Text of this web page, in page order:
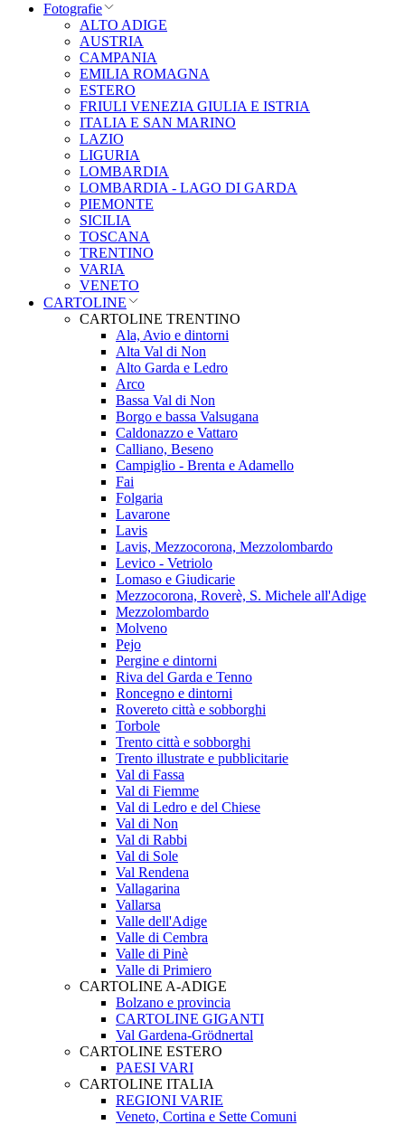
Fotografie
ALTO ADIGE
AUSTRIA
CAMPANIA
EMILIA ROMAGNA
ESTERO
FRIULI VENEZIA GIULIA E ISTRIA
ITALIA E SAN MARINO
LAZIO
LIGURIA
LOMBARDIA
LOMBARDIA - LAGO DI GARDA
PIEMONTE
SICILIA
TOSCANA
TRENTINO
VARIA
VENETO
CARTOLINE
CARTOLINE TRENTINO
Ala, Avio e dintorni
Alta Val di Non
Alto Garda e Ledro
Arco
Bassa Val di Non
Borgo e bassa Valsugana
Caldonazzo e Vattaro
Calliano, Beseno
Campiglio - Brenta e Adamello
Fai
Folgaria
Lavarone
Lavis
Lavis, Mezzocorona, Mezzolombardo
Levico - Vetriolo
Lomaso e Giudicarie
Mezzocorona, Roverè, S. Michele all'Adige
Mezzolombardo
Molveno
Pejo
Pergine e dintorni
Riva del Garda e Tenno
Roncegno e dintorni
Rovereto città e sobborghi
Torbole
Trento città e sobborghi
Trento illustrate e pubblicitarie
Val di Fassa
Val di Fiemme
Val di Ledro e del Chiese
Val di Non
Val di Rabbi
Val di Sole
Val Rendena
Vallagarina
Vallarsa
Valle dell'Adige
Valle di Cembra
Valle di Pinè
Valle di Primiero
CARTOLINE A-ADIGE
Bolzano e provincia
CARTOLINE GIGANTI
Val Gardena-Grödnertal
CARTOLINE ESTERO
PAESI VARI
CARTOLINE ITALIA
REGIONI VARIE
Veneto, Cortina e Sette Comuni